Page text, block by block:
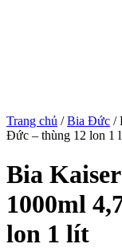
Trang chủ /Bia Đức /
Đức – thùng 12 lon 1
Bia
1000ml
lon 1 lít